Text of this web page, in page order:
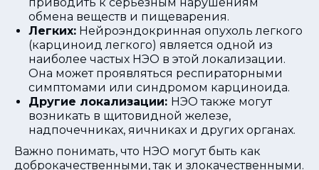
обмена веществ и пищеварения.
Легких: Нейроэндокринная опухоль легкого
(карциноид легкого) является одной из
наиболее частых НЭО в этой локализации.
Она может проявляться респираторными
симптомами или синдромом карциноида.
Другие локализации: НЭО также могут
возникать в щитовидной железе,
надпочечниках, яичниках и других органах.
Важно понимать, что НЭО могут быть как
доброкачественными, так и злокачественными.